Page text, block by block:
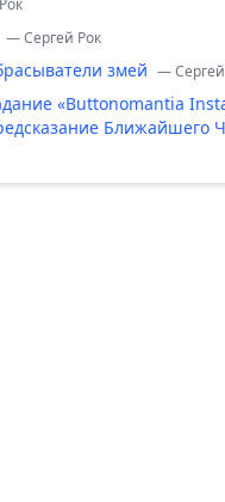
— Сергей Рок
змей —
«Buttonomantia
Ближайшего